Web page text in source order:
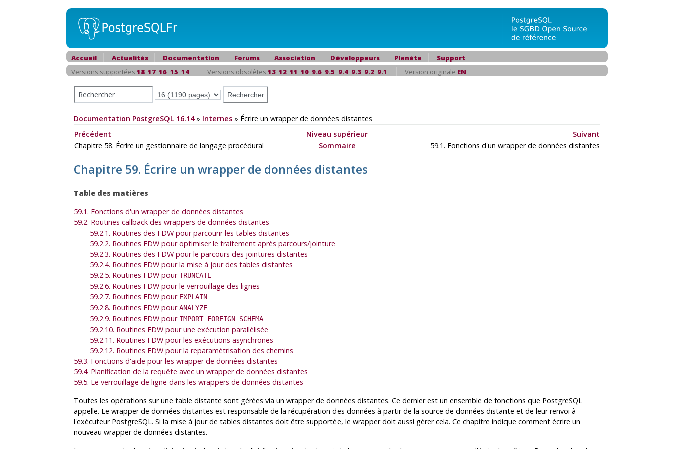
Accueil Actualités Documentation Forums Association Développeurs Planète
Support
Versions supportées 18 17 16 15 14 Versions obsolètes 13 12 11 10 9.6 9.5 9.4 9.3 9.2 9.1 Version originale EN
Documentation PostgreSQL 16.14» Internes » Écrire un wrapper de données distantes
Précédent
Niveau supérieur
Suivant
Chapitre 58. Écrire un gestionnaire de langage procédural
Sommaire 59.1. Fonctions d'un wrapper de données distantes
Chapitre 59. Écrire un wrapper de données distantes
Table des matières
59.1. Fonctions d'un wrapper de données distantes
59.2. Routines callback des wrappers de données distantes
59.2.1. Routines des FDW pour parcourir les tables distantes
59.2.2. Routines FDW pour optimiser le traitement après parcours/jointure
59.2.3. Routines des FDW pour le parcours des jointures distantes
59.2.4. Routines FDW pour la mise à jour des tables distantes
59.2.5. Routines FDW pourTRUNCATE
59.2.6. Routines FDW pour le verrouillage des lignes
59.2.7. Routines FDW pour EXPLAIN
59.2.8. Routines FDW pourANALYZE
59.2.9. Routines FDW pour IMPORT FOREIGN SCHEMA
59.2.10. Routines FDW pour une exécution parallélisée
59.2.11. Routines FDW pour les exécutions asynchrones
59.2.12. Routines FDW pour la reparamétrisation des chemins
59.3. Fonctions d'aide pour les wrapper de données distantes
59.4. Planification de la requête avec un wrapper de données distantes
59.5. Le verrouillage de ligne dans les wrappers de données distantes
Toutes les opérations sur une table distante sont gérées via un wrapper de données distantes. Ce dernier est un ensemble de fonctions que PostgreSQL
appelle. Le wrapper de données distantes est responsable de la récupération des données à partir de la source de données distante et de leur renvoi à
l'exécuteur PostgreSQL. Si la mise à jour de tables distantes doit être supportée, le wrapper doit aussi gérer cela. Ce chapitre indique comment écrire un
nouveau wrapper de données distantes.